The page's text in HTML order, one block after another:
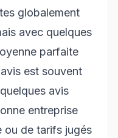
globalement
avec quelques
parfaite
est souvent
avis
entreprise
ou de tarifs jugés